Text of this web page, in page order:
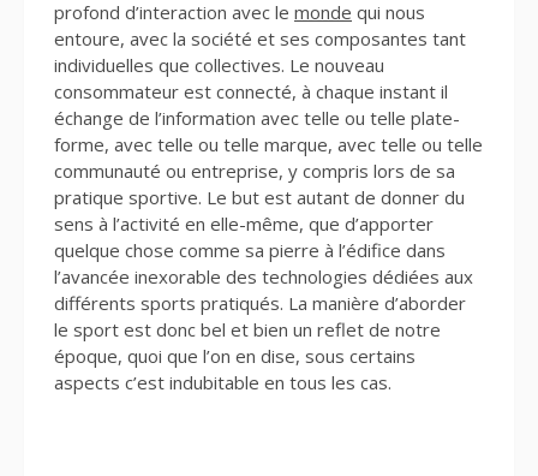
profond d’interaction avec le monde qui nous
entoure, avec la société et ses composantes tant
individuelles que collectives. Le nouveau
consommateur est connecté, à chaque instant il
échange de l’information avec telle ou telle plate-
forme, avec telle ou telle marque, avec telle ou telle
communauté ou entreprise, y compris lors de sa
pratique sportive. Le but est autant de donner du
sens à l’activité en elle-même, que d’apporter
quelque chose comme sa pierre à l’édifice dans
l’avancée inexorable des technologies dédiées aux
différents sports pratiqués. La manière d’aborder
le sport est donc bel et bien un reflet de notre
époque, quoi que l’on en dise, sous certains
aspects c’est indubitable en tous les cas.